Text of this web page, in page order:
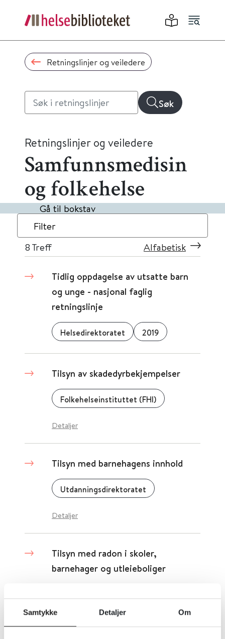
Samtykke Detaljer Om
Retningslinjer og veiledere
Søk
Retningslinjer og veiledere
Samfunnsmedisin
og folkehelse
Gå til bokstav
Filter
8 Treff Alfabetisk
Tidlig oppdagelse av utsatte barn
og unge - nasjonal faglig
retningslinje
Helsedirektoratet 2019
Tilsyn av skadedyrbekjempelser
Folkehelseinstituttet (FHI)
Detaljer
Tilsyn med barnehagens innhold
Utdanningsdirektoratet
Detaljer
Tilsyn med radon i skoler,
barnehager og utleieboliger